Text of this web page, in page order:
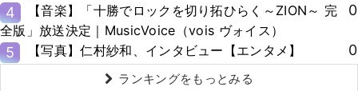
4
【音楽】「十勝でロックを切り拓ひらく～ZION～ 完
全版」放送決定｜MusicVoice（vois ヴォイス）
0
5 【写真】仁村紗和、インタビュー【エンタメ】 0
ランキングをもっとみる